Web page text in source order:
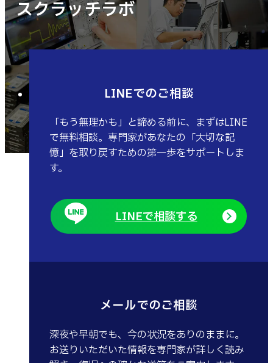
スクラッチラボ
LINEでのご相談
「もう無理かも」と諦める前に、まずはLINE
で無料相談。専門家があなたの「大切な記
憶」を取り戻すための第一歩をサポートしま
す。
LINEで相談する
メールでのご相談
深夜や早朝でも、今の状況をありのままに。
お送りいただいた情報を専門家が詳しく読み